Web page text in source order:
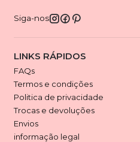
Siga-nos
LINKS RÁPIDOS
FAQs
Termos e condições
Politica de privacidade
Trocas e devoluções
Envios
informação legal